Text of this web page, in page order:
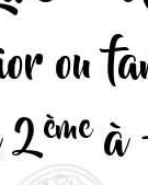
ou
2èmeà